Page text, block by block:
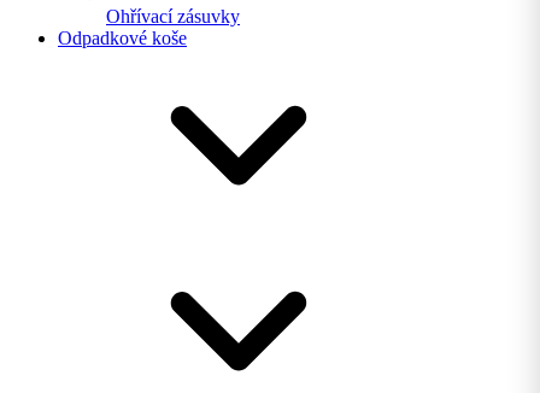
Ohřívací zásuvky
Odpadkové koše